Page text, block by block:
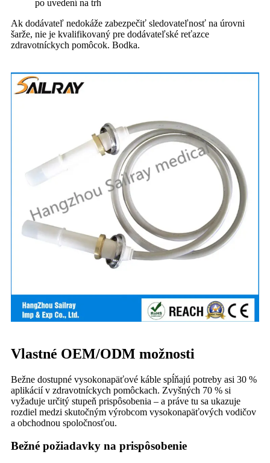
po uvedení na trh
Ak dodávateľ nedokáže zabezpečiť sledovateľnosť na úrovni
šarže, nie je kvalifikovaný pre dodávateľské reťazce
zdravotníckych pomôcok. Bodka.
Vlastné OEM/ODM možnosti
Bežne dostupné vysokonapäťové káble spĺňajú potreby asi 30 %
aplikácií v zdravotníckych pomôckach. Zvyšných 70 % si
vyžaduje určitý stupeň prispôsobenia – a práve tu sa ukazuje
rozdiel medzi skutočným výrobcom vysokonapäťových vodičov
a obchodnou spoločnosťou.
Bežné požiadavky na prispôsobenie